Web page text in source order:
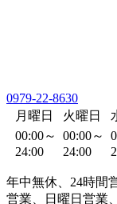
0979-22-8630
月曜日
火曜日
00:00～
24:00
00:00～
24:00
年中無休、24時間
営業、日曜日営業